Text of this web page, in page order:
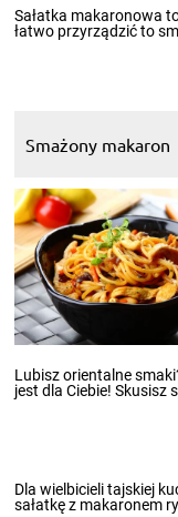
Sałatka makaronowa
łatwo przyrządzić to
Smażony makaron
Lubisz orientalne
jest dla Ciebie! Skusisz
Dla wielbicieli tajskiej
sałatkę z makaronem